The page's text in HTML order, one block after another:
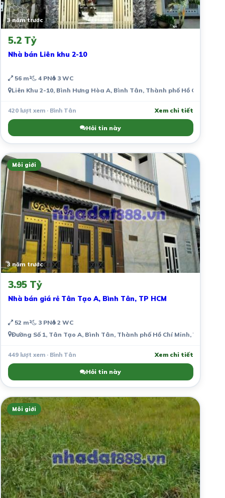
3 năm trước
5.2 Tỷ
Nhà bán Liên khu 2-10
56 m² 4 PN 3 WC
Liên Khu 2-10, Bình Hưng Hòa A, Bình Tân, Thành phố Hồ Chí Minh,
420 lượt xem · Bình Tân Xem chi tiết
Hỏi tin này
Môi giới
3 năm trước
3.95 Tỷ
Nhà bán giá rẻ Tân Tạo A, Bình Tân, TP HCM
52 m² 3 PN 2 WC
Đường Số 1, Tân Tạo A, Bình Tân, Thành phố Hồ Chí Minh, Việt Nam
449 lượt xem · Bình Tân Xem chi tiết
Hỏi tin này
Môi giới